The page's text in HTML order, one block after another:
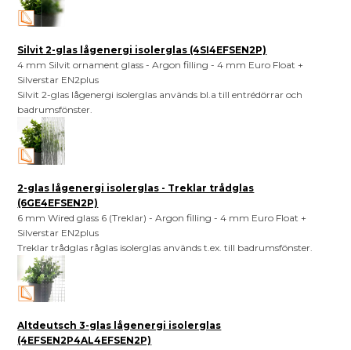
Silvit 2-glas lågenergi isolerglas (4SI4EFSEN2P)
4 mm Silvit ornament glass - Argon filling - 4 mm Euro Float +
Silverstar EN2plus
Silvit 2-glas lågenergi isolerglas används bl.a till entrédörrar och
badrumsfönster.
2-glas lågenergi isolerglas - Treklar trådglas
(6GE4EFSEN2P)
6 mm Wired glass 6 (Treklar) - Argon filling - 4 mm Euro Float +
Silverstar EN2plus
Treklar trådglas råglas isolerglas används t.ex. till badrumsfönster.
Altdeutsch 3-glas lågenergi isolerglas
(4EFSEN2P4AL4EFSEN2P)